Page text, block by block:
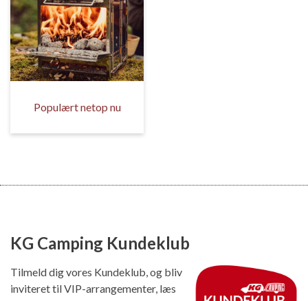
Populært netop nu
KG Camping Kundeklub
Tilmeld dig vores Kundeklub, og bliv
inviteret til VIP-arrangementer, læs